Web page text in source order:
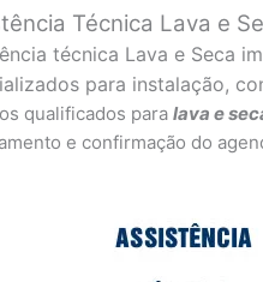
Técnica Lava e
técnica Lava e Seca
para instalação,
qualificados para lava e
e confirmação do